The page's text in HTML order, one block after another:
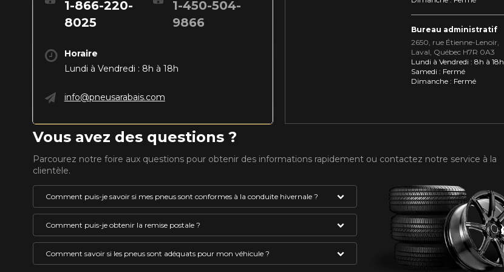
1-866-220-
8025
1-450-504-
9866
Horaire
Lundi à Vendredi : 8h à 18h
info@pneusarabais.com
Bureau administratif
2650, rue Étienne⁠-⁠Lenoir,
Laval, Québec H7R 0A3
Lundi à Vendredi : 8h à 18h
Samedi : Fermé
Dimanche : Fermé
Vous avez des questions ?
Parcourez notre foire aux questions pour obtenir des informations rapidement ou contactez notre service à la
clientèle.
Comment puis-je savoir si mes pneus sont conformes à la conduite hivernale ?
Un pneu pouvant être utilisé l’hiver au Québec doit absolument avoir
le pictogramme représentant le symbole de la montagne et du flocon
pneus d’hiver OU des pneus 4 saisons HOMOLOGUÉS HIVER.
Comment puis-je obtenir la remise postale ?
La remise postale est un rabais offert par le fabricant du pneu. Celui-ci
vous est offert sous forme de carte de crédit prépayée. Vous devez
Comment savoir si les pneus sont adéquats pour mon véhicule ?
VOICI LES DIMENSIONS POUR VOTRE VÉHICULE